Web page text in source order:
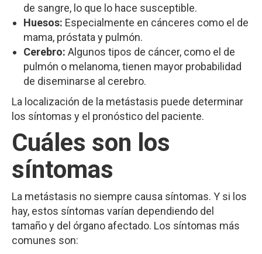
de sangre, lo que lo hace susceptible.
Huesos: Especialmente en cánceres como el de
mama, próstata y pulmón.
Cerebro: Algunos tipos de cáncer, como el de
pulmón o melanoma, tienen mayor probabilidad
de diseminarse al cerebro.
La localización de la metástasis puede determinar
los síntomas y el pronóstico del paciente.
Cuáles son los
síntomas
La metástasis no siempre causa síntomas. Y si los
hay, estos síntomas varían dependiendo del
tamaño y del órgano afectado. Los síntomas más
comunes son: